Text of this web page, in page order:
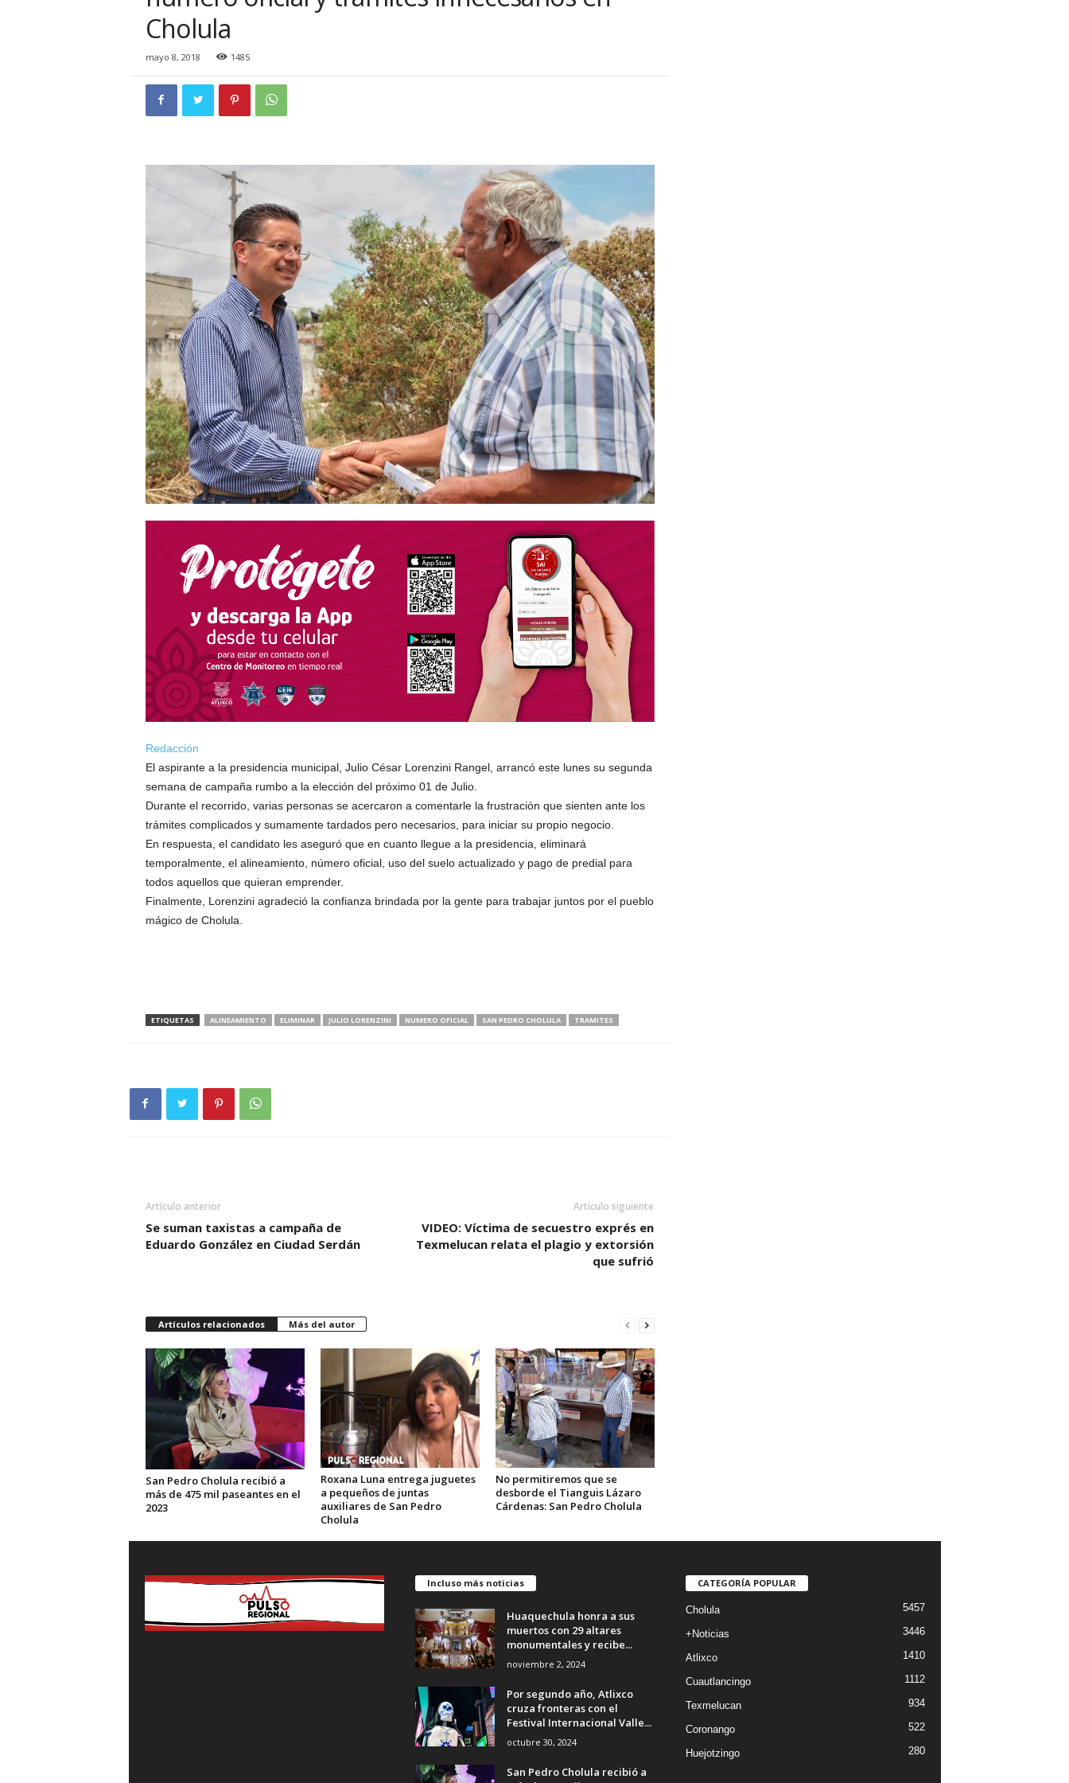
Cholula
mayo 8, 2018 1485
Redacción
El aspirante a la presidencia municipal, Julio César Lorenzini Rangel, arrancó este lunes su segunda
semana de campaña rumbo a la elección del próximo 01 de Julio.
Durante el recorrido, varias personas se acercaron a comentarle la frustración que sienten ante los
trámites complicados y sumamente tardados pero necesarios, para iniciar su propio negocio.
En respuesta, el candidato les aseguró que en cuanto llegue a la presidencia, eliminará
temporalmente, el alineamiento, número oficial, uso del suelo actualizado y pago de predial para
todos aquellos que quieran emprender.
Finalmente, Lorenzini agradeció la confianza brindada por la gente para trabajar juntos por el pueblo
mágico de Cholula.
ETIQUETAS ALINEAMIENTO ELIMINAR JULIO LORENZINI NUMERO OFICIAL SAN PEDRO CHOLULA TRAMITES
Artículo anterior
Se suman taxistas a campaña de
Eduardo González en Ciudad Serdán
Artículo siguiente
VIDEO: Víctima de secuestro exprés en
Texmelucan relata el plagio y extorsión
que sufrió
Artículos relacionados Más del autor
San Pedro Cholula recibió a
más de 475 mil paseantes en el
2023
Roxana Luna entrega juguetes
a pequeños de juntas
auxiliares de San Pedro
Cholula
No permitiremos que se
desborde el Tianguis Lázaro
Cárdenas: San Pedro Cholula
Incluso más noticias
Huaquechula honra a sus
muertos con 29 altares
monumentales y recibe...
noviembre 2, 2024
Por segundo año, Atlixco
cruza fronteras con el
Festival Internacional Valle...
octubre 30, 2024
San Pedro Cholula recibió a
CATEGORÍA POPULAR
Cholula 5457
+Noticias 3446
Atlixco 1410
Cuautlancingo 1112
Texmelucan 934
Coronango 522
Huejotzingo 280